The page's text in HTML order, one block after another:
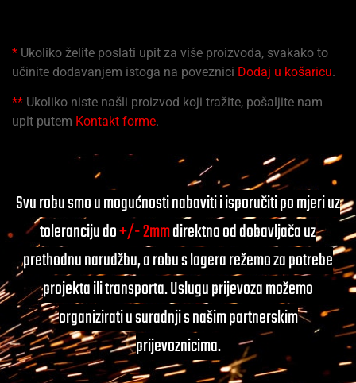
* Ukoliko želite poslati upit za više proizvoda, svakako to
učinite dodavanjem istoga na poveznici Dodaj u košaricu.
** Ukoliko niste našli proizvod koji tražite, pošaljite nam
upit putem Kontakt forme.
Svu robu smo u mogućnosti nabaviti i isporučiti po mjeri uz
toleranciju do+/- 2mmdirektno od dobavljača uz
prethodnu narudžbu, a robu s lagera režemo za potrebe
projekta ili transporta. Uslugu prijevoza možemo
organizirati u suradnji s našim partnerskim
prijevoznicima.